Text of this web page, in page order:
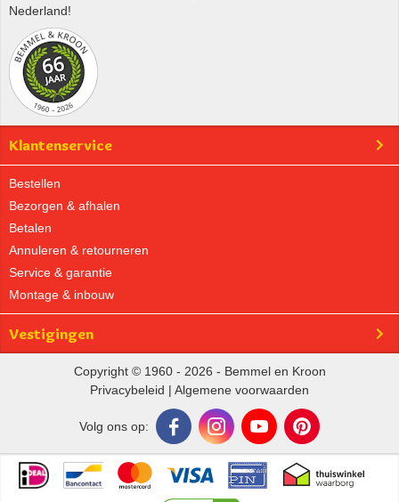
Nederland!
Klantenservice
Bestellen
Bezorgen & afhalen
Betalen
Annuleren & retourneren
Service & garantie
Montage & inbouw
Vestigingen
Copyright © 1960 - 2026 - Bemmel en Kroon
Privacybeleid | Algemene voorwaarden
Volg ons op: